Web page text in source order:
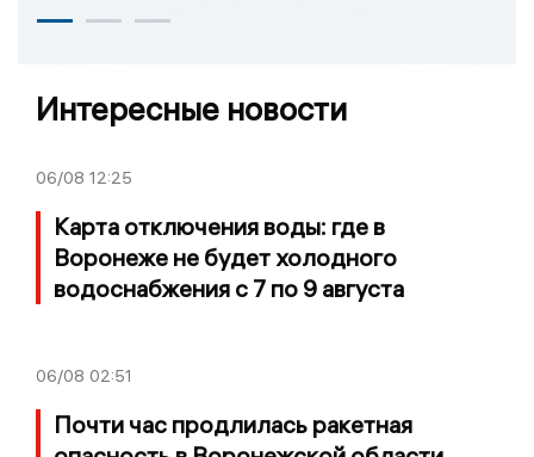
Интересные новости
06/08 12:25
Карта отключения воды: где в
Воронеже не будет холодного
водоснабжения с 7 по 9 августа
06/08 02:51
Почти час продлилась ракетная